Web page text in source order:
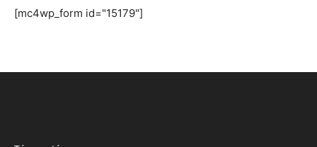
[mc4wp_form id="15179"]